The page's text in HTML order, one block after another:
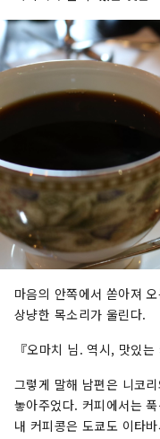
마음의 안쪽에서 쏟아져
상냥한 목소리가 울린다.
『오마치 님. 역시, 맛있
그렇게 말해 남편은 니코
놓아주었다. 커피에서는
내 커피콩은 도쿄도 이타